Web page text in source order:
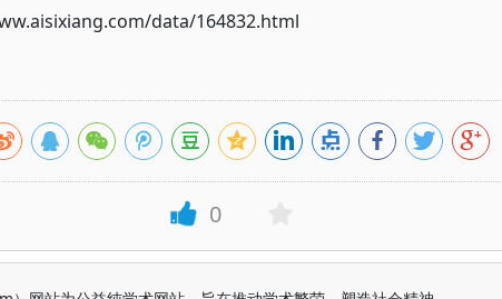
data/164832.html
0